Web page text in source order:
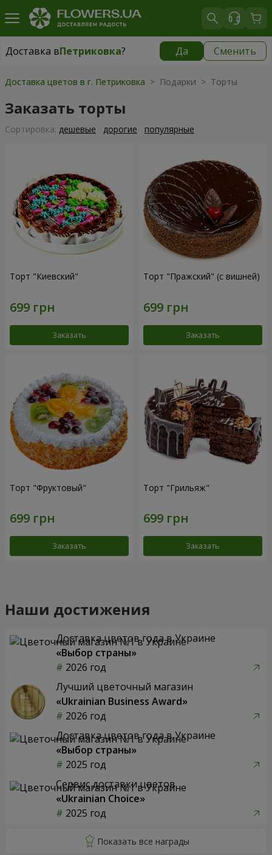
Доставка вПетриковка? Да Сменить
Доставка вПетриковка|
Доставка цветов в г. Петриковка > Подарки > Торты
Заказать торты
Cортировка: дешевые дорогие популярные
Торт "Киевский"
Заказать
Торт "Пражский" (с вишней)
Заказать
Торт "Фруктовый"
Заказать
Торт "Грильяж"
Заказать
Наши достижения
Доставка цветов года в Украине
«Выбор страны»
2026 год
Лучший цветочный магазин
«Ukrainian Business Award»
2026 год
Доставка цветов года в Украине
«Выбор страны»
2025 год
Сервис доставки цветов
«Ukrainian Choice»
2025 год